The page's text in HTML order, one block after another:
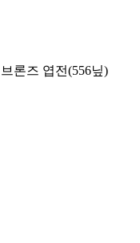
브론즈 엽전(556닢)